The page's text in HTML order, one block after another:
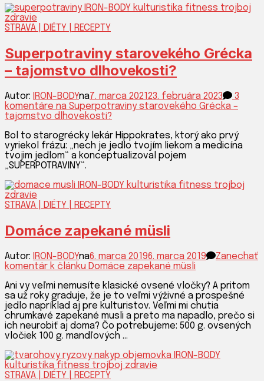
STRAVA | DIÉTY | RECEPTY
Superpotraviny starovekého Grécka
– tajomstvo dlhovekosti?
Autor: IRON-BODYna7. marca 202123. februára 2023
3
komentáre na Superpotraviny starovekého Grécka –
tajomstvo dlhovekosti?
Bol to starogrécky lekár Hippokrates, ktorý ako prvý
vyriekol frázu: „nech je jedlo tvojím liekom a medicína
tvojim jedlom“ a konceptualizoval pojem
„SUPERPOTRAVINY“.
STRAVA | DIÉTY | RECEPTY
Domáce zapekané müsli
Autor: IRON-BODYna6. marca 20196. marca 2019
Zanechať
komentár k článku Domáce zapekané müsli
Ani vy veľmi nemusíte klasické ovsené vločky? A pritom
sa už roky graduje, že je to veľmi výživné a prospešné
jedlo napríklad aj pre kulturistov. Veľmi mi chutia
chrumkavé zapekané musli a preto ma napadlo, prečo si
ich neurobiť aj doma? Čo potrebujeme: 500 g. ovsených
vločiek 100 g. mandľových …
STRAVA | DIÉTY | RECEPTY